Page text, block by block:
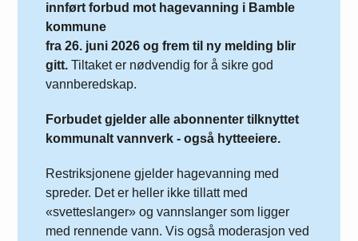
innført forbud mot hagevanning i Bamble
kommune
fra 26. juni 2026 og frem til ny melding blir
gitt.Tiltaket er nødvendig for å sikre god
vannberedskap.
Forbudet gjelder alle abonnenter tilknyttet
kommunalt vannverk - også hytteeiere.
Restriksjonene gjelder hagevanning med
spreder. Det er heller ikke tillatt med
«svetteslanger» og vannslanger som ligger
med rennende vann. Vis også moderasjon ved